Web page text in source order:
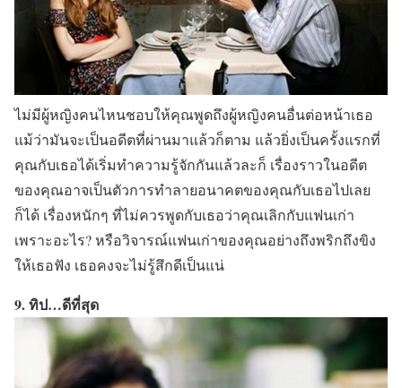
ไม่มีผู้หญิงคนไหนชอบให้คุณพูดถึงผู้หญิงคนอื่นต่อหน้าเธอ
แม้ว่ามันจะเป็นอดีตที่ผ่านมาแล้วก็ตาม แล้วยิ่งเป็นครั้งแรกที่
คุณกับเธอได้เริ่มทำความรู้จักกันแล้วละก็ เรื่องราวในอดีต
ของคุณอาจเป็นตัวการทำลายอนาคตของคุณกับเธอไปเลย
ก็ได้ เรื่องหนักๆ ที่ไม่ควรพูดกับเธอว่าคุณเลิกกับแฟนเก่า
เพราะอะไร? หรือวิจารณ์แฟนเก่าของคุณอย่างถึงพริกถึงขิง
ให้เธอฟัง เธอคงจะไม่รู้สึกดีเป็นแน่
9. ทิป…ดีที่สุด